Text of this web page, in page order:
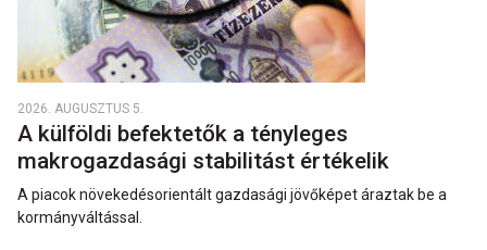
2026. AUGUSZTUS 5.
A külföldi befektetők a tényleges
makrogazdasági stabilitást értékelik
A piacok növekedésorientált gazdasági jövőképet áraztak be a
kormányváltással.